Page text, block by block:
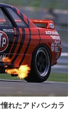
れたアドバンカラ